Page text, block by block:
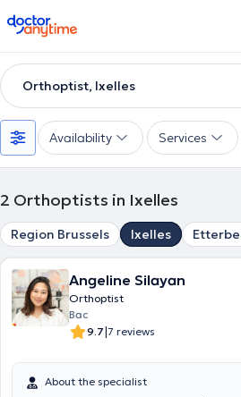
doctoranytime
Orthoptist, Ixelles
Availability Services
2 Orthoptists in Ixelles
Region Brussels Ixelles
Angeline Silayan
Orthoptist
Bac
9.7|7 reviews
About the specialist